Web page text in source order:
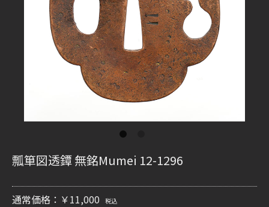
瓢箪図透鐔 無銘Mumei 12-1296
通常価格：￥11,000 税込